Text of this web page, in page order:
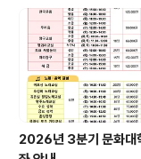
행사 경력 소유자 ㆍ행사
차질 없이 공급 가능한 사
행하여 지역문화예술 발전
2026년 3분기 문화대